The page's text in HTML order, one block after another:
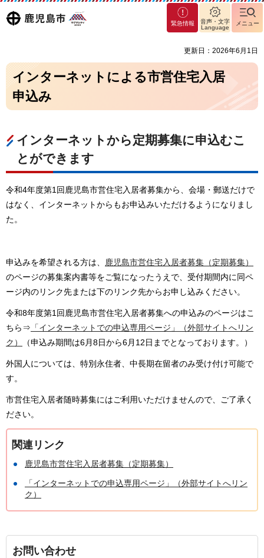
鹿児島
マグ
マシ
緊急情報
音声・文字
Language
メニュー
更新日：2026年6月1日
インターネットによる市営住宅入居
申込み
インターネットから定期募集に申込むこ
とができます
令和4年度第1回鹿児島市営住宅入居者募集から、会場・郵送だけで
はなく、インターネットからもお申込みいただけるようになりまし
た。
申込みを希望される方は、
鹿児島市営住宅入居者募集（定期募集）
のページの募集案内書等をご覧になったうえで、受付期間内に同ペ
ージ内のリンク先または下のリンク先からお申し込みください。
令和8年度第1回鹿児島市営住宅入居者募集への申込みのページはこ
ちら⇒ 「インターネットでの申込専用ページ」（外部サイトへリン
ク）
（申込み期間は6月8日から6月12日までとなっております。）
外国人については、特別永住者、中長期在留者のみ受け付け可能で
す。
市営住宅入居者随時募集にはご利用いただけませんので、ご了承く
ださい。
関連リンク
鹿児島市営住宅入居者募集（定期募集）
「インターネットでの申込専用ページ」（外部サイトへリン
ク）
お問い合わせ